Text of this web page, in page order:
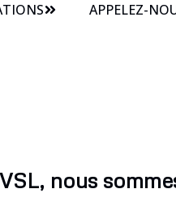
APPELEZ-
nous